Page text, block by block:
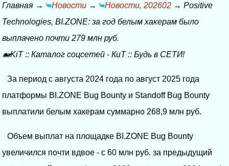
Главная → Новости → Новости, 202602 → Positive
Technologies, BI.ZONE: за год белым хакерам было
выплачено почти 279 млн руб.
🐋KiT:: Каталог соцсетей - КиТ:: Будь в СЕТИ!
За период с августа 2024 года по август 2025 года
платформы BI.ZONE Bug Bounty и Standoff Bug Bounty
выплатили белым хакерам суммарно 268,9 млн руб.
Объем выплат на площадке BI.ZONE Bug Bounty
увеличился почти вдвое - с 60 млн руб. за предыдущий